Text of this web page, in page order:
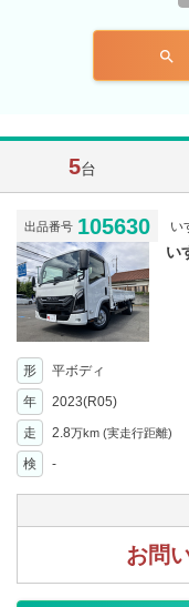
search
5台
出品番号 105630 い
い
形 平ボディ
年
2023(R05)
走 2.8万km (実走行距離)
検
-
お問